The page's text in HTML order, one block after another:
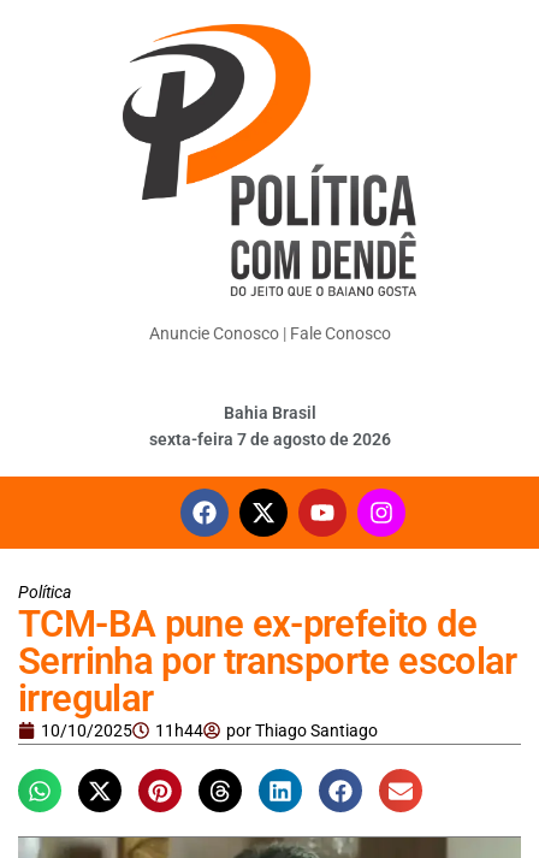
Anuncie Conosco| Fale Conosco
Bahia Brasil
sexta-feira 7 de agosto de 2026
Política
TCM-BA pune ex-prefeito de
Serrinha por transporte escolar
irregular
10/10/2025 11h44 porThiago Santiago